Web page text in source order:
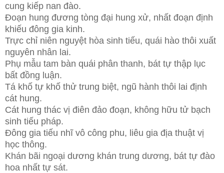
cung kiếp nan đào.
Đoạn hung đương tòng đại hung xử, nhất đoạn định
khiếu đông gia kinh.
Trực chỉ niên nguyệt hòa sinh tiếu, quái hào thôi xuất
nguyên nhân lai.
Phụ mẫu tam bàn quái phân thanh, bát tự thập lục
bất đồng luận.
Tá khố tự khố thử trung biệt, ngũ hành thôi lai định
cát hung.
Cát hung thác vị điên đảo đoạn, không hữu tử bạch
sinh tiếu pháp.
Đông gia tiếu nhĩ vô công phu, liêu gia địa thuật vị
học thông.
Khán bãi ngoại dương khán trung dương, bát tự đào
hoa nhất tự sát.